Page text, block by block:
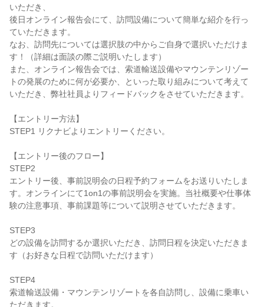
いただき、
後日オンライン報告会にて、訪問設備について簡単な紹介を行っ
ていただきます。
なお、訪問先については選択肢の中からご自身で選択いただけま
す！（詳細は面談の際ご説明いたします）
また、オンライン報告会では、索道輸送設備やマウンテンリゾー
トの発展のために何が必要か、といった取り組みについて考えて
いただき、弊社社員よりフィードバックをさせていただきます。
【エントリー方法】
STEP1 リクナビよりエントリーください。
【エントリー後のフロー】
STEP2
エントリー後、事前説明会の日程予約フォームをお送りいたしま
す。オンラインにて1on1の事前説明会を実施。当社概要や仕事体
験の注意事項、事前課題等について説明させていただきます。
STEP3
どの設備を訪問するか選択いただき、訪問日程を決定いただきま
す（お好きな日程で訪問いただけます）
STEP4
索道輸送設備・マウンテンリゾートを各自訪問し、設備に乗車い
ただきます。